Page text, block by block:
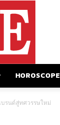
HOROSCOPE
บรนด์สู่ทศวรรษใหม่